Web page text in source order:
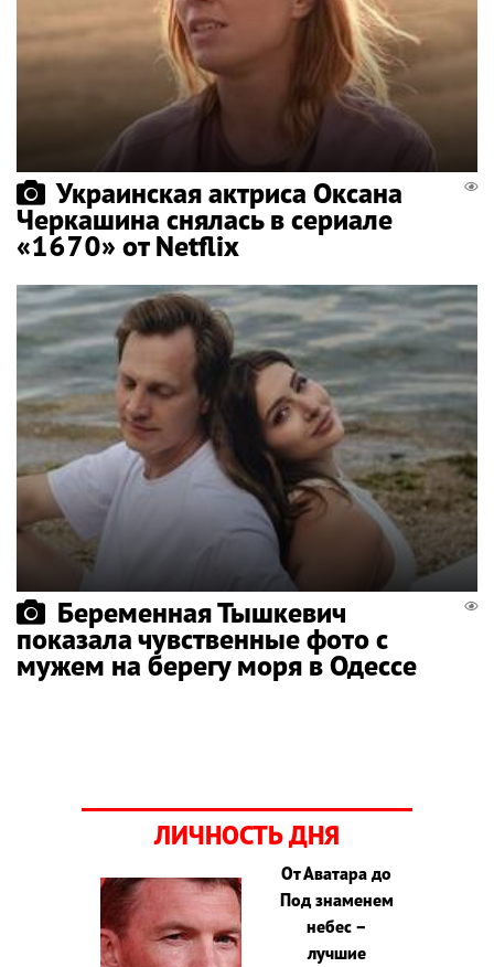
Украинская актриса Оксана
Черкашина снялась в сериале
«1670» от Netflix
Беременная Тышкевич
показала чувственные фото с
мужем на берегу моря в Одессе
ЛИЧНОСТЬ ДНЯ
От Аватара до
Под знаменем
небес –
лучшие